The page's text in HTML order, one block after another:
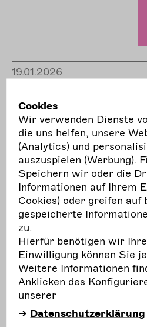
19.01.2026
Herunterladen
Cookies
Wir verwenden Dienste
die uns helfen, unsere
(Analytics) und
auszuspielen (Werbung).
Speichern wir oder die
Informationen auf Ihrem
Cookies) oder greifen auf
gespeicherte
zu.
Hierfür benötigen wir
Einwilligung können Sie
Weitere Informationen
Anklicken des
unserer
Datenschutzerklärung